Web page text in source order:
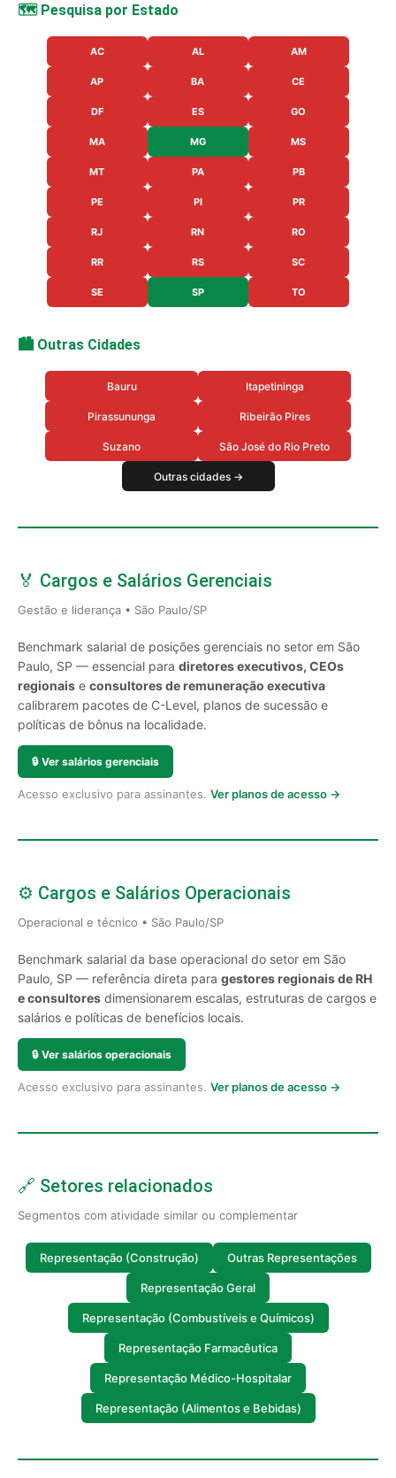
🗺️ Pesquisa por Estado
AC AL AM
AP BA CE
DF ES GO
MA MG MS
MT PA PB
PE PI PR
RJ RN RO
RR RS SC
SE SP TO
🏙️ Outras Cidades
Bauru Itapetininga
Pirassununga Ribeirão Pires
Suzano São José do Rio Preto
Outras cidades →
🏅 Cargos e Salários Gerenciais
Gestão e liderança • São Paulo/SP
Benchmark salarial de posições gerenciais no setor em São
Paulo, SP — essencial para diretores executivos, CEOs
regionais e consultores de remuneração executiva
calibrarem pacotes de C-Level, planos de sucessão e
políticas de bônus na localidade.
🔒 Ver salários gerenciais
Acesso exclusivo para assinantes. Ver planos de acesso →
⚙️ Cargos e Salários Operacionais
Operacional e técnico • São Paulo/SP
Benchmark salarial da base operacional do setor em São
Paulo, SP — referência direta para gestores regionais de RH
e consultores dimensionarem escalas, estruturas de cargos e
salários e políticas de benefícios locais.
🔒 Ver salários operacionais
Acesso exclusivo para assinantes. Ver planos de acesso →
🔗 Setores relacionados
Segmentos com atividade similar ou complementar
Representação (Construção) Outras Representações
Representação Geral
Representação (Combustíveis e Químicos)
Representação Farmacêutica
Representação Médico-Hospitalar
Representação (Alimentos e Bebidas)